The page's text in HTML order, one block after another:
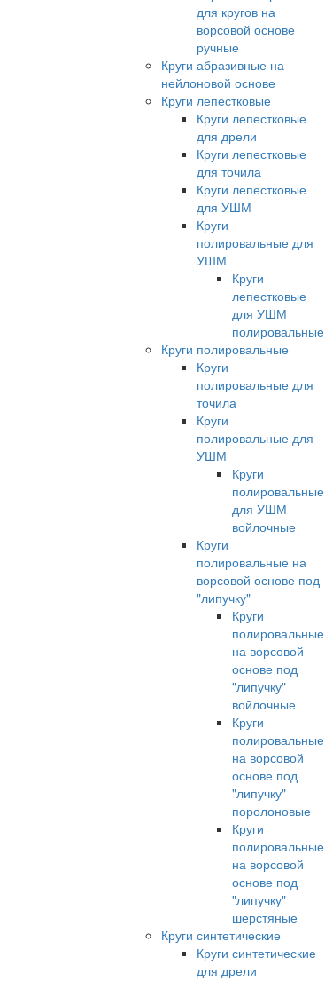
для кругов на
ворсовой основе
ручные
Круги абразивные на
нейлоновой основе
Круги лепестковые
Круги лепестковые
для дрели
Круги лепестковые
для точила
Круги лепестковые
для УШМ
Круги
полировальные для
УШМ
Круги
лепестковые
для УШМ
полировальные
Круги полировальные
Круги
полировальные для
точила
Круги
полировальные для
УШМ
Круги
полировальные
для УШМ
войлочные
Круги
полировальные на
ворсовой основе под
"липучку"
Круги
полировальные
на ворсовой
основе под
"липучку"
войлочные
Круги
полировальные
на ворсовой
основе под
"липучку"
поролоновые
Круги
полировальные
на ворсовой
основе под
"липучку"
шерстяные
Круги синтетические
Круги синтетические
для дрели